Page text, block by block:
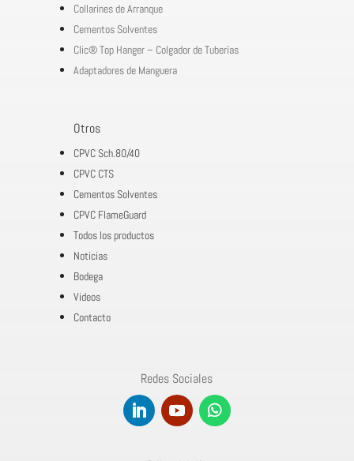
Collarines de Arranque
Cementos Solventes
Clic® Top Hanger – Colgador de Tuberías
Adaptadores de Manguera
Otros
CPVC Sch.80/40
CPVC CTS
Cementos Solventes
CPVC FlameGuard
Todos los productos
Noticias
Bodega
Videos
Contacto
Redes Sociales